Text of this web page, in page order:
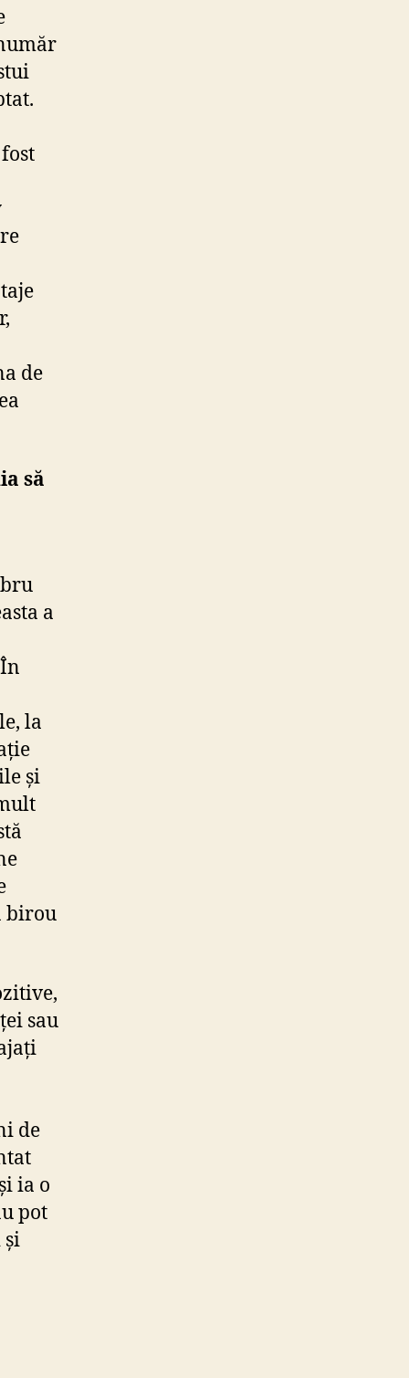
de
să
a
la
și
birou
sau
de
ia o
pot
și